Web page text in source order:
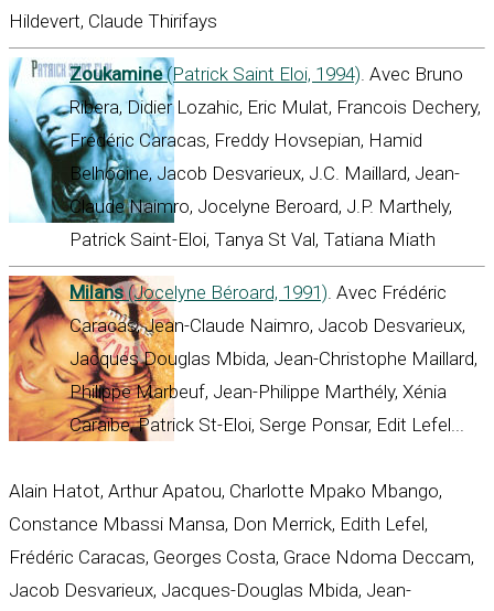
Hildevert, Claude Thirifays
Zoukamine(Patrick Saint Eloi, 1994). Avec Bruno
Ribera, Didier Lozahic, Eric Mulat, Francois Dechery,
Frédéric Caracas, Freddy Hovsepian, Hamid
Belhocine, Jacob Desvarieux, J.C. Maillard, Jean-
Claude Naimro, Jocelyne Beroard, J.P. Marthely,
Patrick Saint-Eloi, Tanya St Val, Tatiana Miath
Milans(Jocelyne Béroard, 1991). Avec Frédéric
Caracas, Jean-Claude Naimro, Jacob Desvarieux,
Jacques Douglas Mbida, Jean-Christophe Maillard,
Philippe Marbeuf, Jean-Philippe Marthély, Xénia
Caraïbe, Patrick St-Eloi, Serge Ponsar, Edit Lefel...
Alain Hatot, Arthur Apatou, Charlotte Mpako Mbango,
Constance Mbassi Mansa, Don Merrick, Edith Lefel,
Frédéric Caracas, Georges Costa, Grace Ndoma Deccam,
Jacob Desvarieux, Jacques-Douglas Mbida, Jean-